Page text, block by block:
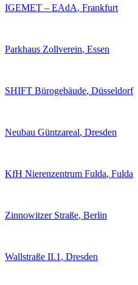
IGEMET – EAdA, Frankfurt
Parkhaus Zollverein, Essen
SHIFT Bürogebäude, Düsseldorf
Neubau Güntzareal, Dresden
KfH Nierenzentrum Fulda, Fulda
Zinnowitzer Straße, Berlin
Wallstraße II.1 , Dresden